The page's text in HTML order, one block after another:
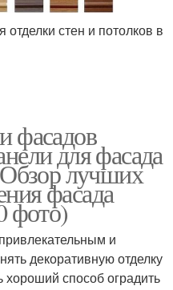
стен и потолков в
фасадов
для фасада
лучших
фасада
фото)
и
декоративную отделку
способ оградить